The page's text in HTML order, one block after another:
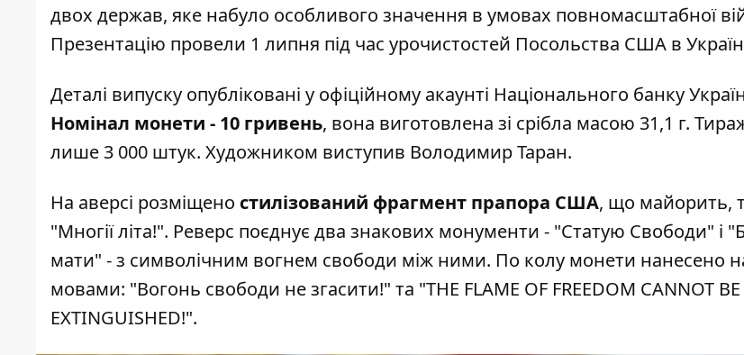
двох держав, яке набуло особливого значення в умовах повномасштабної
Презентацію провели 1 липня під час урочистостей Посольства США в
Деталі випуску опубліковані у офіційному акаунті Національного банку
Номінал монети - 10 гривень, вона виготовлена зі срібла масою 31,1 г.
лише 3 000 штук. Художником виступив Володимир Таран.
На аверсі розміщено стилізований фрагмент прапора США, що майорить,
"Многії літа!". Реверс поєднує два знакових монументи - "Статую Свободи" і
мати" - з символічним вогнем свободи між ними. По колу монети нанесено
мовами: "Вогонь свободи не згасити!" та "THE FLAME OF FREEDOM CANNOT BE
EXTINGUISHED!".